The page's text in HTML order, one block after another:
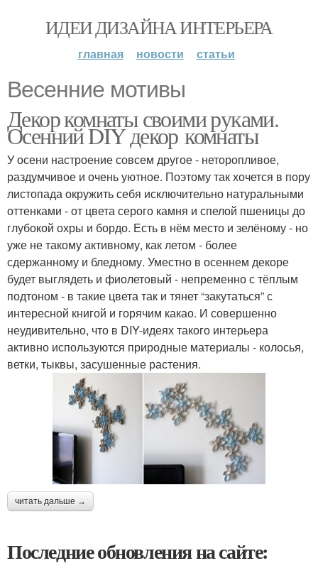
ИДЕИ ДИЗАЙНА ИНТЕРЬЕРА
главная новости статьи
Весенние мотивы
Декор комнаты своими руками.
Осенний DIY декор комнаты
У осени настроение совсем другое - неторопливое,
раздумчивое и очень уютное. Поэтому так хочется в пору
листопада окружить себя исключительно натуральными
оттенками - от цвета серого камня и спелой пшеницы до
глубокой охры и бордо. Есть в нём место и зелёному - но
уже не такому активному, как летом - более
сдержанному и бледному. Уместно в осеннем декоре
будет выглядеть и фиолетовый - непременно с тёплым
подтоном - в такие цвета так и тянет “закутаться” с
интересной книгой и горячим какао. И совершенно
неудивительно, что в DIY-идеях такого интерьера
активно используются природные материалы - колосья,
ветки, тыквы, засушенные растения.
читать дальше →
Последние обновления на сайте: